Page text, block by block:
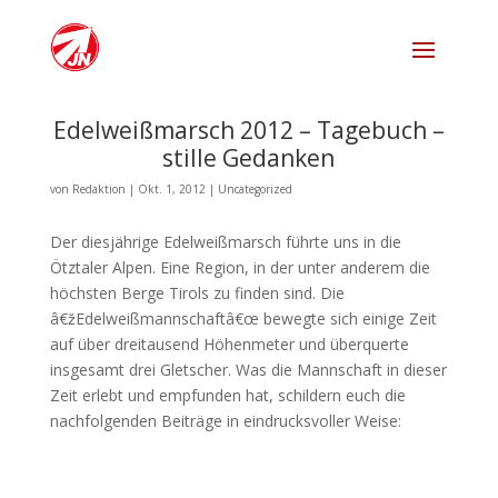
Edelweißmarsch 2012 – Tagebuch –
stille Gedanken
von Redaktion | Okt. 1, 2012| Uncategorized
Der diesjährige Edelweißmarsch führte uns in die
Ötztaler Alpen. Eine Region, in der unter anderem die
höchsten Berge Tirols zu finden sind. Die
â€žEdelweißmannschaftâ€œ bewegte sich einige Zeit
auf über dreitausend Höhenmeter und überquerte
insgesamt drei Gletscher. Was die Mannschaft in dieser
Zeit erlebt und empfunden hat, schildern euch die
nachfolgenden Beiträge in eindrucksvoller Weise: